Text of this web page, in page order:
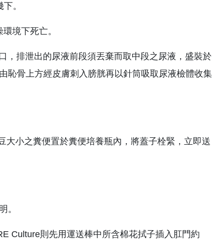
。
境下死亡。
，排泄出的尿液前段須丟棄而取中段之尿液，盛裝於
恥骨上方經皮膚刺入膀胱再以針筒吸取尿液檢體收集
小之糞便置於糞便培養瓶內，將蓋子栓緊，立即送
。
Culture則先用運送棒中所含棉花拭子插入肛門約